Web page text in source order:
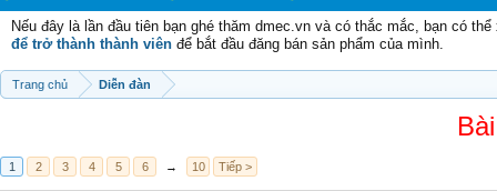
Nếu đây là lần đầu tiên bạn ghé thăm dmec.vn và có thắc mắc, bạn có
để trở thành thành viên để bắt đầu đăng bán sản phẩm của mình.
Trang chủ Diễn đàn
1 2 3 4 5 6 → 10 Tiếp >